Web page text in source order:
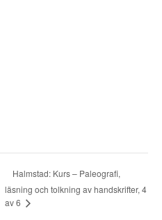
Halmstad: Kurs – Paleografi,
läsning och tolkning av handskrifter, 4
av 6